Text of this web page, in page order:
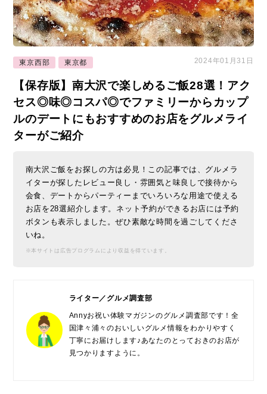
東京西部 東京都 2024年01月31日
【保存版】南大沢で楽しめるご飯28選！アク
セス◎味◎コスパ◎でファミリーからカップ
ルのデートにもおすすめのお店をグルメライ
ターがご紹介
南大沢ご飯をお探しの方は必見！この記事では、グルメラ
イターが探したレビュー良し・雰囲気と味良しで接待から
会食、デートからパーティーまでいろいろな用途で使える
お店を28選紹介します。ネット予約ができるお店には予約
ボタンも表示しました。ぜひ素敵な時間を過ごしてくださ
いね。
※本サイトは広告プログラムにより収益を得ています。
ライター／グルメ調査部
Annyお祝い体験マガジンのグルメ調査部です！全
国津々浦々のおいしいグルメ情報をわかりやすく
丁寧にお届けします♪あなたのとっておきのお店が
見つかりますように。